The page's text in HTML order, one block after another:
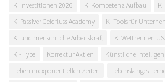
KI Investitionen 2026
KI Kompetenz Aufbau
KI Passiver Geldfluss Academy
KI Tools für
KI und menschliche Arbeitskraft
KI Wettrennen
KI-Hype
Korrektur Aktien Künstliche
Leben in exponentiellen Zeiten
Lebenslanges